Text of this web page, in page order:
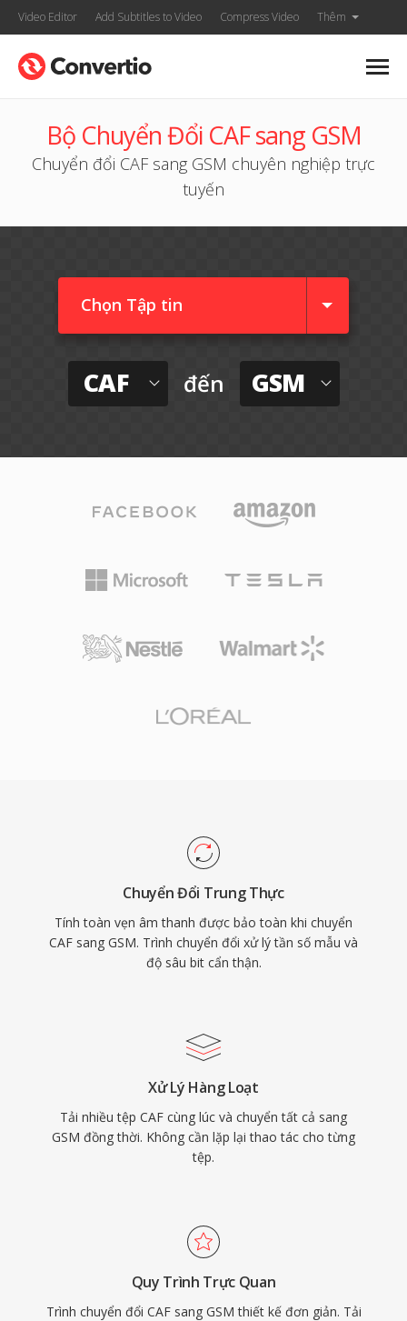
Video Editor Add Subtitles to Video Compress Video Thêm
Bộ Chuyển Đổi CAF sang GSM
Chuyển đổi CAF sang GSM chuyên nghiệp trực
tuyến
Chọn Tập tin
CAF đến GSM
Chuyển Đổi Trung Thực
Tính toàn vẹn âm thanh được bảo toàn khi chuyển
CAF sang GSM. Trình chuyển đổi xử lý tần số mẫu và
độ sâu bit cẩn thận.
Xử Lý Hàng Loạt
Tải nhiều tệp CAF cùng lúc và chuyển tất cả sang
GSM đồng thời. Không cần lặp lại thao tác cho từng
tệp.
Quy Trình Trực Quan
Trình chuyển đổi CAF sang GSM thiết kế đơn giản. Tải